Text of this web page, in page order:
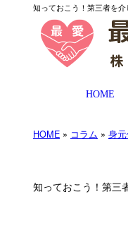
知っておこう！第三者を
HOME
HOME » コラム » 身
知っておこう！第三